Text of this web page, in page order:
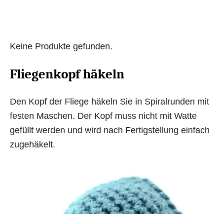
Keine Produkte gefunden.
Fliegenkopf häkeln
Den Kopf der Fliege häkeln Sie in Spiralrunden mit
festen Maschen. Der Kopf muss nicht mit Watte
gefüllt werden und wird nach Fertigstellung einfach
zugehäkelt.